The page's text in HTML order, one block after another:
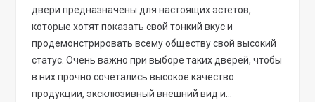
двери предназначены для настоящих эстетов,
которые хотят показать свой тонкий вкус и
продемонстрировать всему обществу свой высокий
статус. Очень важно при выборе таких дверей, чтобы
в них прочно сочетались высокое качество
продукции, эксклюзивный внешний вид и…